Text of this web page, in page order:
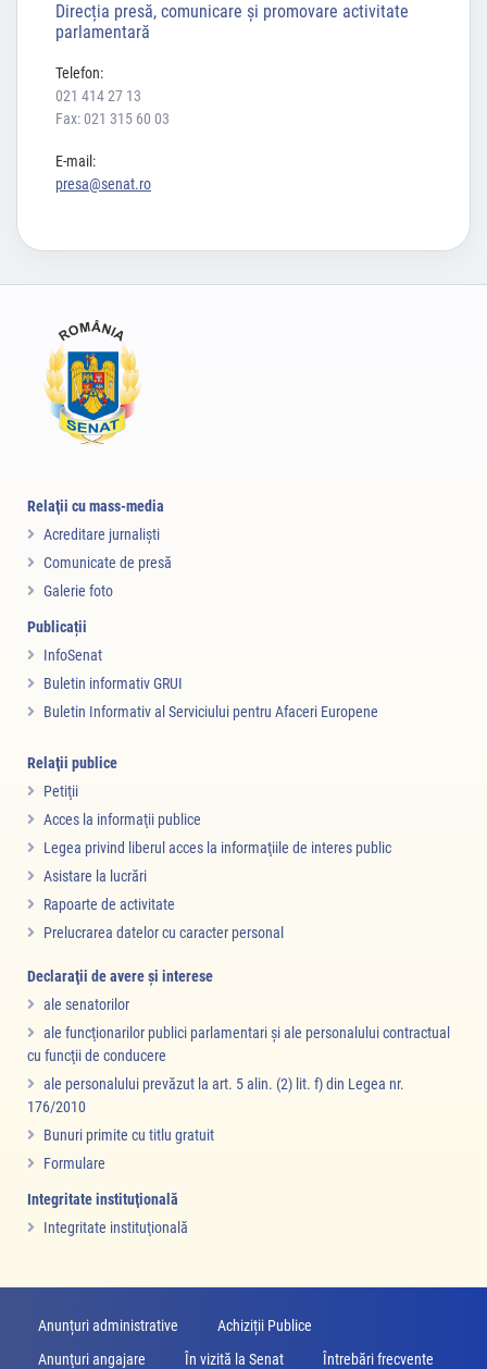
Direcția presă, comunicare și promovare activitate
parlamentară
Telefon:
021 414 27 13
Fax: 021 315 60 03
E-mail:
presa@senat.ro
Relaţii cu mass-media
Acreditare jurnalişti
Comunicate de presă
Galerie foto
Publicații
InfoSenat
Buletin informativ GRUI
Buletin Informativ al Serviciului pentru Afaceri Europene
Relaţii publice
Petiţii
Acces la informaţii publice
Legea privind liberul acces la informaţiile de interes public
Asistare la lucrări
Rapoarte de activitate
Prelucrarea datelor cu caracter personal
Declaraţii de avere şi interese
ale senatorilor
ale funcţionarilor publici parlamentari şi ale personalului contractual
cu funcţii de conducere
ale personalului prevăzut la art. 5 alin. (2) lit. f) din Legea nr.
176/2010
Bunuri primite cu titlu gratuit
Formulare
Integritate instituţională
Integritate instituţională
Anunțuri administrative
Achiziții Publice
Anunţuri angajare
În vizită la Senat Întrebări frecvente